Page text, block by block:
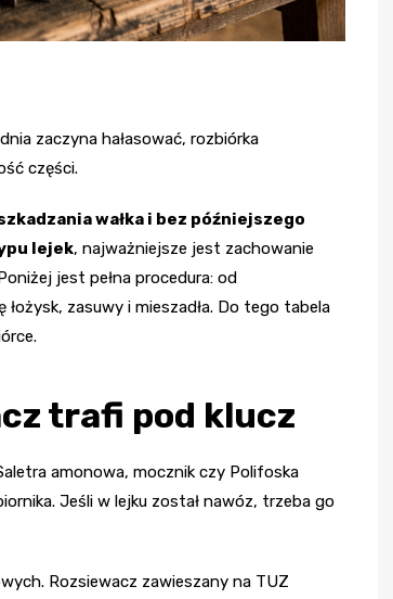
zaczyna hałasować, rozbiórka
części.
wałka i bez późniejszego
lejek, najważniejsze jest zachowanie
jest pełna procedura: od
zasuwy i mieszadła. Do tego tabela
trafi pod klucz
amonowa, mocznik czy Polifoska
Jeśli w lejku został nawóz, trzeba go
Rozsiewacz zawieszany na TUZ